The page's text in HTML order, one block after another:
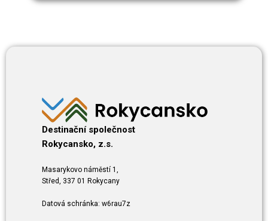
Destinační společnost
Rokycansko, z.s.
Masarykovo náměstí 1,
Střed, 337 01 Rokycany
Datová schránka: w6rau7z